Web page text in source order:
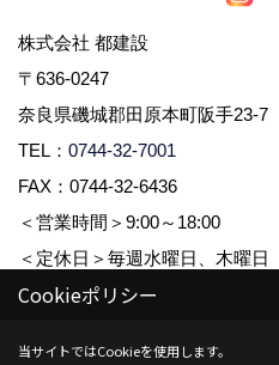
株式会社 都建設
〒636-0247
奈良県磯城郡田原本町阪手23-7
TEL： 0744-32-7001
FAX：0744-32-6436
＜営業時間＞9:00～18:00
＜定休日＞毎週水曜日、木曜日
Copyright (c) 株式会社都建設. All
Cookieポリシー
当サイトではCookieを使用します。